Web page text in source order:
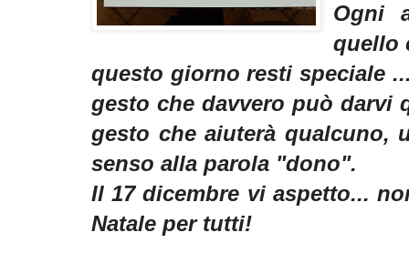
Ogni
quello
questo giorno resti speciale
gesto che davvero può darvi
gesto che aiuterà qualcuno,
senso alla parola "dono".
Il 17 dicembre vi aspetto...
Natale per tutti!